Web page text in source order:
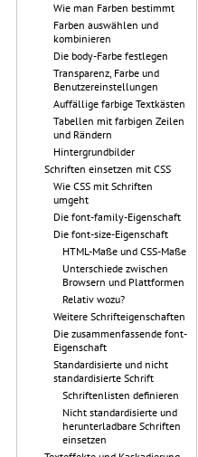
Wie man Farben bestimmt
Farben auswählen und
kombinieren
Die body-Farbe festlegen
Transparenz, Farbe und
Benutzereinstellungen
Auffällige farbige Textkästen
Tabellen mit farbigen Zeilen
und Rändern
Hintergrundbilder
Schriften einsetzen mit CSS
Wie CSS mit Schriften
umgeht
Die font-family-Eigenschaft
Die font-size-Eigenschaft
HTML-Maße und CSS-Maße
Unterschiede zwischen
Browsern und Plattformen
Relativ wozu?
Weitere Schrifteigenschaften
Die zusammenfassende font-
Eigenschaft
Standardisierte und nicht
standardisierte Schrift
Schriftenlisten definieren
Nicht standardisierte und
herunterladbare Schriften
einsetzen